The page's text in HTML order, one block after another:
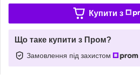
Купити з
Що таке купити з Пром?
Замовлення під захистом